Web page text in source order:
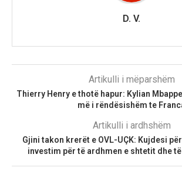
D. V.
Artikulli i mëparshëm
Thierry Henry e thotë hapur: Kylian
më i rëndësishëm te
Artikulli i ardhshëm
Gjini takon krerët e OVL-UÇK: Kujdesi
investim për të ardhmen e shtetit dhe